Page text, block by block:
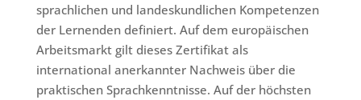
sprachlichen und landeskundlichen Kompetenzen
der Lernenden definiert. Auf dem europäischen
Arbeitsmarkt gilt dieses Zertifikat als
international anerkannter Nachweis über die
praktischen Sprachkenntnisse. Auf der höchsten